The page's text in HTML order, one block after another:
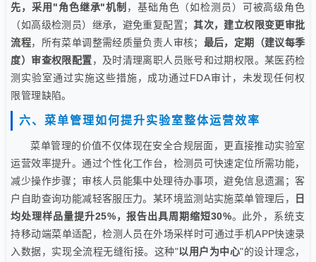
先，采用"角色继承"机制 ，基础角色（如检测员）可被高级角色
（如高级检测员）继承，避免重复配置；其次，建立权限变更审批
流程，所有菜单调整需经质量负责人审核； 最后，定期（建议每季
度）审查权限配置，及时清理离职人员账号和过期权限。某医药检
测实验室通过实施这些措施，成功通过FDA审计，未发现任何权
限管理缺陷。
六、菜单管理如何提升实验室整体运营效率
菜单管理的价值不仅体现在安全合规层面，更直接推动实验室
运营效率提升。通过个性化工作台，检测员可快速定位所需功能，
减少操作步骤；审核人员能集中处理待办事项，避免信息遗漏；客
户自助查询功能减轻客服压力。某环境监测站实施菜单管理后，
日
均处理样品量提升25%，报告出具周期缩短30%。此外，系统支
持移动端菜单适配，检测人员在外场采样时可通过手机APP快速录
入数据，实现全流程无缝衔接。这种"以用户为中心"的设计理念，